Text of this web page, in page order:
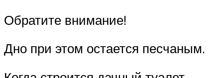
Обратите внимание!
Дно при этом остается песчаным.